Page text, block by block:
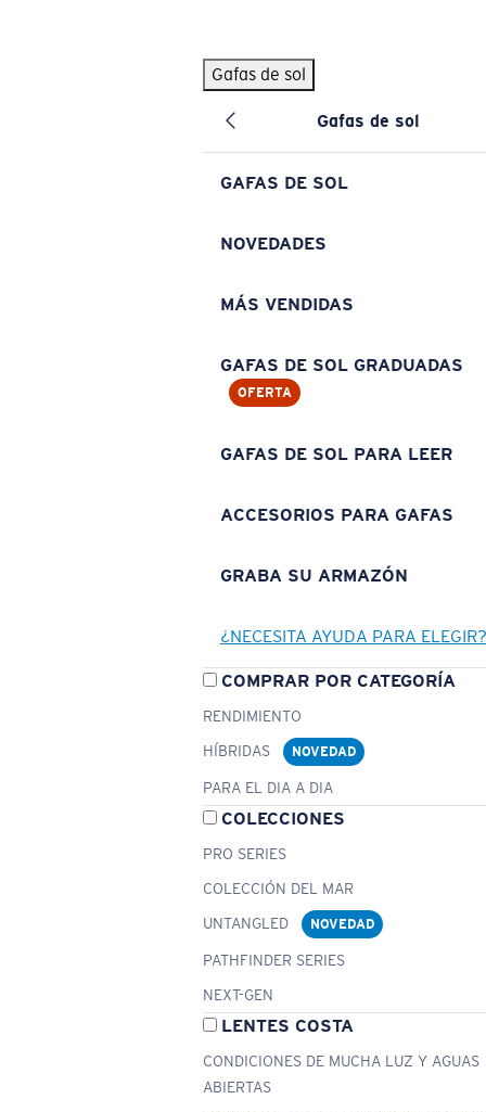
Gafas de sol
Gafas de sol
GAFAS DE SOL
NOVEDADES
MÁS VENDIDAS
GAFAS DE SOL GRADUADAS
OFERTA
GAFAS DE SOL PARA LEER
ACCESORIOS PARA GAFAS
GRABA SU ARMAZÓN
¿NECESITA AYUDA PARA ELEGIR?
COMPRAR POR CATEGORÍA
RENDIMIENTO
HÍBRIDAS
NOVEDAD
PARA EL DIA A DIA
COLECCIONES
PRO SERIES
COLECCIÓN DEL MAR
UNTANGLED
NOVEDAD
PATHFINDER SERIES
NEXT-GEN
LENTES COSTA
CONDICIONES DE MUCHA LUZ Y AGUAS
ABIERTAS
BÚSQUEDAS POPULARES
Pilothouse PRO Limited Edition Pack Exclusivo
Gafas de sol personalizadas
Los más vendidos de gafas de sol